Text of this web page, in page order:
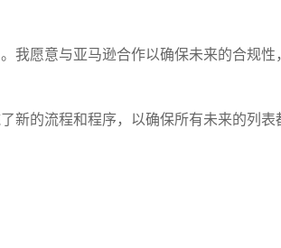
我愿意与亚马逊合作以确保未来的合规性
新的流程和程序，以确保所有未来的列表